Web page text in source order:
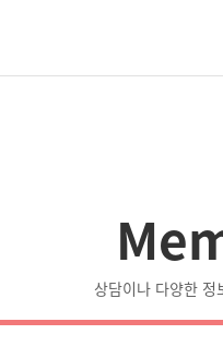
상담이나 다양한